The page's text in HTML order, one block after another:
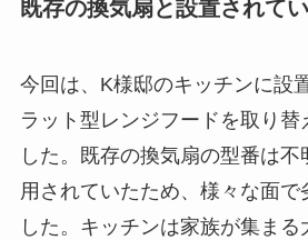
既存の換気扇と設置されて
今回は、K様邸のキッチンに設
ラット型レンジフードを取り替
した。既存の換気扇の型番は
用されていたため、様々な面で
した。キッチンは家族が集ま